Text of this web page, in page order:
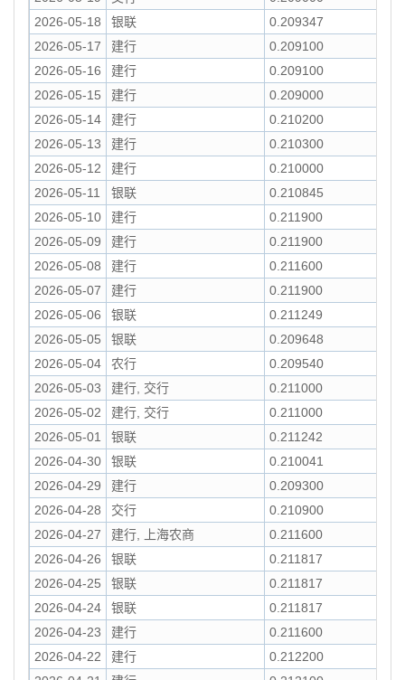
2026-05-18
银联
0.209347
2026-05-17
建行
0.209100
2026-05-16
建行
0.209100
2026-05-15
建行
0.209000
2026-05-14
建行
0.210200
2026-05-13
建行
0.210300
2026-05-12
建行
0.210000
2026-05-11
银联
0.210845
2026-05-10
建行
0.211900
2026-05-09
建行
0.211900
2026-05-08
建行
0.211600
2026-05-07
建行
0.211900
2026-05-06
银联
0.211249
2026-05-05
银联
0.209648
2026-05-04
农行
0.209540
2026-05-03
建行, 交行
0.211000
2026-05-02
建行, 交行
0.211000
2026-05-01
银联
0.211242
2026-04-30
银联
0.210041
2026-04-29
建行
0.209300
2026-04-28
交行
0.210900
2026-04-27
建行, 上海农商
0.211600
2026-04-26
银联
0.211817
2026-04-25
银联
0.211817
2026-04-24
银联
0.211817
2026-04-23
建行
0.211600
2026-04-22
建行
0.212200